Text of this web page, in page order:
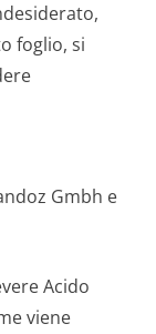
foglio, si
Gmbh e
Acido
viene